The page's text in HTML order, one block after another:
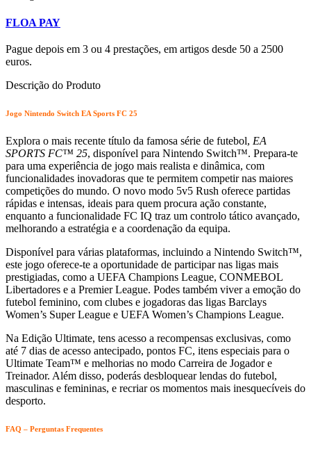
FLOA PAY
Pague depois em 3 ou 4 prestações, em artigos desde 50 a 2500
euros.
Descrição do Produto
Jogo Nintendo Switch EA Sports FC 25
Explora o mais recente título da famosa série de futebol, EA
SPORTS FC™ 25, disponível para Nintendo Switch™. Prepara-te
para uma experiência de jogo mais realista e dinâmica, com
funcionalidades inovadoras que te permitem competir nas maiores
competições do mundo. O novo modo 5v5 Rush oferece partidas
rápidas e intensas, ideais para quem procura ação constante,
enquanto a funcionalidade FC IQ traz um controlo tático avançado,
melhorando a estratégia e a coordenação da equipa.
Disponível para várias plataformas, incluindo a Nintendo Switch™,
este jogo oferece-te a oportunidade de participar nas ligas mais
prestigiadas, como a UEFA Champions League, CONMEBOL
Libertadores e a Premier League. Podes também viver a emoção do
futebol feminino, com clubes e jogadoras das ligas Barclays
Women’s Super League e UEFA Women’s Champions League.
Na Edição Ultimate, tens acesso a recompensas exclusivas, como
até 7 dias de acesso antecipado, pontos FC, itens especiais para o
Ultimate Team™ e melhorias no modo Carreira de Jogador e
Treinador. Além disso, poderás desbloquear lendas do futebol,
masculinas e femininas, e recriar os momentos mais inesquecíveis do
desporto.
FAQ – Perguntas Frequentes